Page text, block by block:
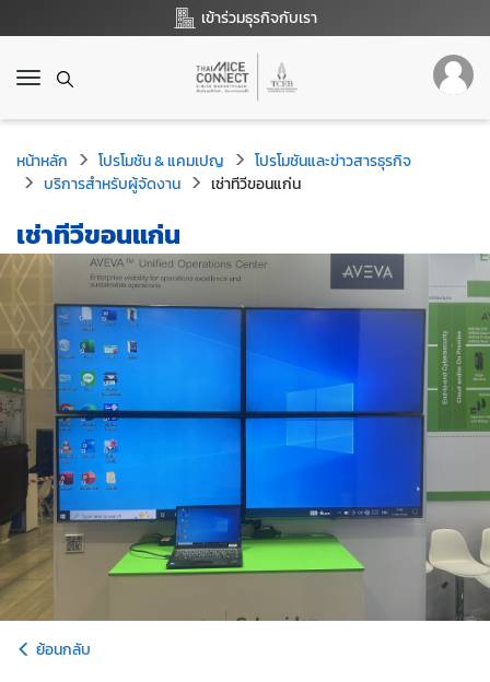
เข้าร่วมธุรกิจกับเรา
T
g
g
l
e
a
v
a
หน้าหลัก โปรโมชัน & แคมเปญ
โปรโมชันและข่าวสารธุรกิจ
บริการสำหรับผู้จัดงาน
เช่าทีวีขอนแก่น
เช่าทีวีขอนแก่น
ย้อนกลับ